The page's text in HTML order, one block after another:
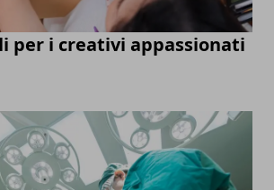
per i creativi appassionati